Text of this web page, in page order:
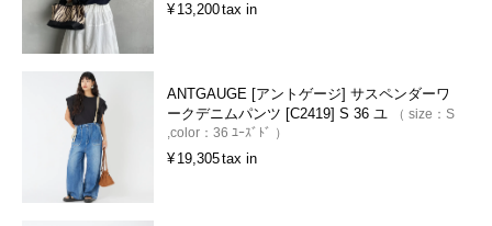
¥ 13,200tax in
ANTGAUGE [アントゲージ] サスペンダーワ
ークデニムパンツ [C2419] S 36 ユ
size： S
color： 36 ﾕｰｽﾞﾄﾞ
¥ 19,305tax in